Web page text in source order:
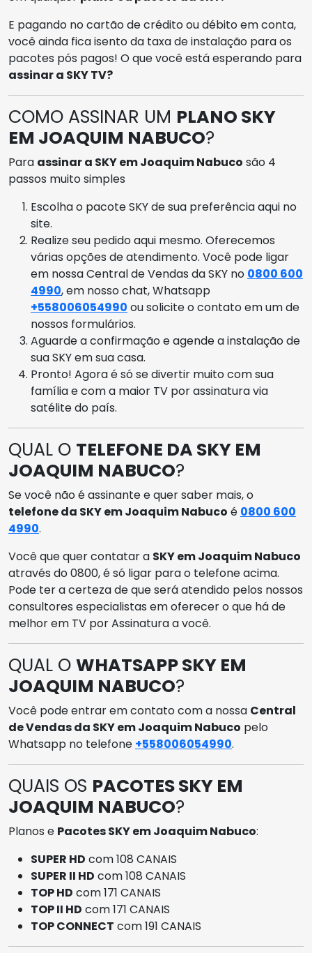
E pagando no cartão de crédito ou débito em conta,
você ainda fica isento da taxa de instalação para os
pacotes pós pagos! O que você está esperando para
assinar a SKY TV?
COMO ASSINAR UM PLANO SKY
EM JOAQUIM NABUCO?
Para assinar a SKY em Joaquim Nabuco são 4
passos muito simples
Escolha o pacote SKY de sua preferência aqui no
site.
Realize seu pedido aqui mesmo. Oferecemos
várias opções de atendimento. Você pode ligar
em nossa Central de Vendas da SKY no 0800 600
4990, em nosso chat, Whatsapp
+558006054990 ou solicite o contato em um de
nossos formulários.
Aguarde a confirmação e agende a instalação de
sua SKY em sua casa.
Pronto! Agora é só se divertir muito com sua
família e com a maior TV por assinatura via
satélite do país.
QUAL O TELEFONE DA SKY EM
JOAQUIM NABUCO?
Se você não é assinante e quer saber mais, o
telefone da SKY em Joaquim Nabuco é 0800 600
4990.
Você que quer contatar a SKY em Joaquim Nabuco
através do 0800, é só ligar para o telefone acima.
Pode ter a certeza de que será atendido pelos nossos
consultores especialistas em oferecer o que há de
melhor em TV por Assinatura a você.
QUAL O WHATSAPP SKY EM
JOAQUIM NABUCO?
Você pode entrar em contato com a nossa Central
de Vendas da SKY em Joaquim Nabuco pelo
Whatsapp no telefone +558006054990.
QUAIS OS PACOTES SKY EM
JOAQUIM NABUCO?
Planos e Pacotes SKY em Joaquim Nabuco:
SUPER HD com 108 CANAIS
SUPER II HD com 108 CANAIS
TOP HD com 171 CANAIS
TOP II HD com 171 CANAIS
TOP CONNECT com 191 CANAIS